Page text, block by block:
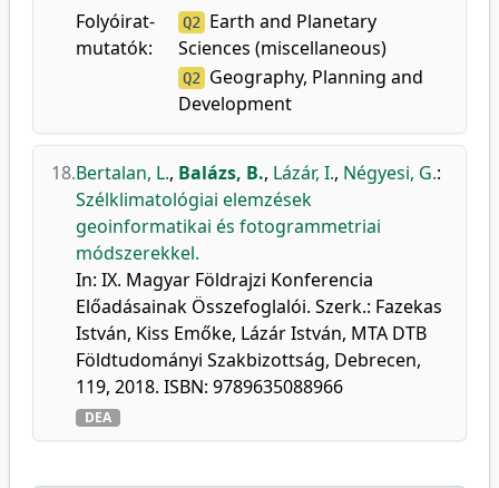
Folyóirat-
mutatók:
Q2 Earth and Planetary
Sciences (miscellaneous)
Q2 Geography, Planning and
Development
18.Bertalan, L., Balázs, B., Lázár, I., Négyesi, G.:
Szélklimatológiai elemzések
geoinformatikai és fotogrammetriai
módszerekkel.
In: IX. Magyar Földrajzi Konferencia
Előadásainak Összefoglalói. Szerk.: Fazekas
István, Kiss Emőke, Lázár István, MTA DTB
Földtudományi Szakbizottság, Debrecen,
119, 2018. ISBN: 9789635088966
DEA